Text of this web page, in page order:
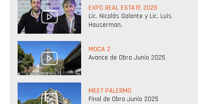
EXPO REAL ESTATE 2025
Lic. Nicolás Galante y Lic. Luis
Hauserman.
MOCA 2
Avance de Obra Junio 2025
MEET PALERMO
Final de Obra Junio 2025